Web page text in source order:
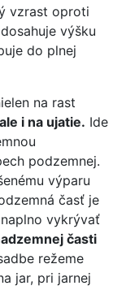
vzrast oproti
výšku
do plnej
na rast
ale i na ujatie. Ide
podzemnej.
výparu
časť je
vykrývať
časti
režeme
jar, pri jarnej